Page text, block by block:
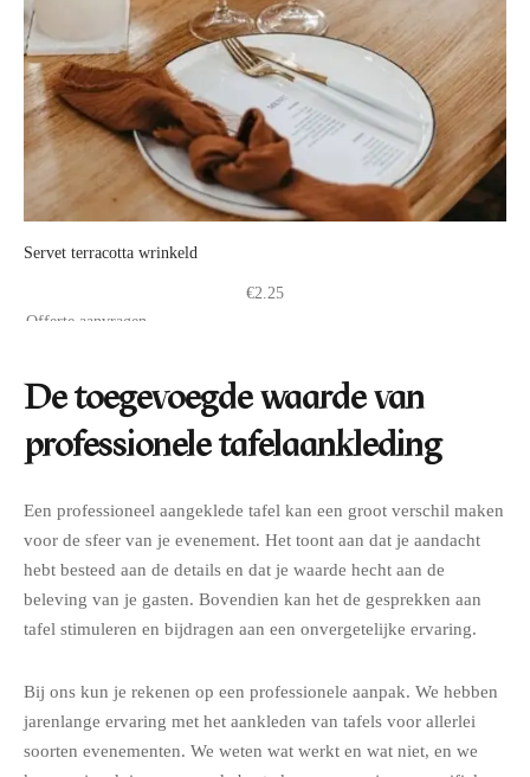
Servet terracotta wrinkeld
€2.25
Offerte aanvragen
De toegevoegde waarde van
professionele tafelaankleding
Een professioneel aangeklede tafel kan een groot verschil maken
voor de sfeer van je evenement. Het toont aan dat je aandacht
hebt besteed aan de details en dat je waarde hecht aan de
beleving van je gasten. Bovendien kan het de gesprekken aan
tafel stimuleren en bijdragen aan een onvergetelijke ervaring.
Bij ons kun je rekenen op een professionele aanpak. We hebben
jarenlange ervaring met het aankleden van tafels voor allerlei
soorten evenementen. We weten wat werkt en wat niet, en we